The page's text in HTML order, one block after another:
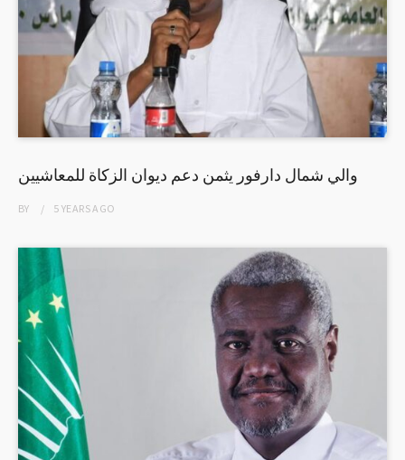
والي شمال دارفور يثمن دعم ديوان الزكاة للمعاشيين
BY 5 YEARSAGO